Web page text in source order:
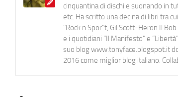
cinquantina di dischi e suonando in
etc. Ha scritto una decina di libri tra
"Rock n Spor"t, Gil Scott-Heron Il
e i quotidiani “Il Manifesto” e
suo blog www.tonyface.blogspot.it
2016 come miglior blog italiano.